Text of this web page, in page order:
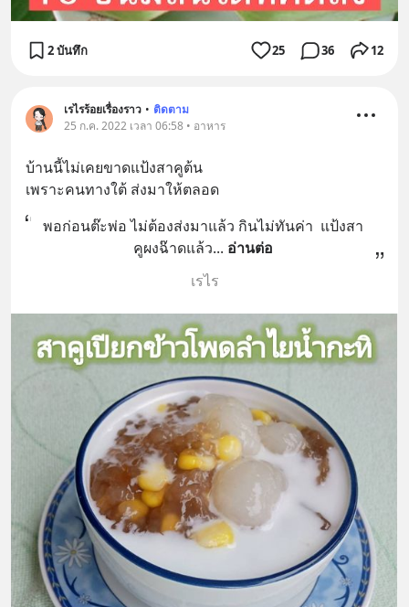
2 บันทึก 25 36 12
เรไรร้อยเรื่องราว • ติดตาม
25 ก.ค. 2022 เวลา 06:58 • อาหาร
บ้านนี้ไม่เคยขาดแป้งสาคูต้น
เพราะคนทางใต้ ส่งมาให้ตลอด
พอก่อนต๊ะพ่อ ไม่ต้องส่งมาแล้ว กินไม่ทันค่า  แป้งสา
คูผงฉ๊าดแล้ว... อ่านต่อ
เรไร